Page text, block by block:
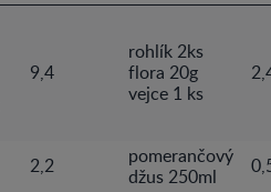
9,4
rohlík 2ks
flora 20g
vejce 1 ks
2,2
pomerančový
džus 250ml